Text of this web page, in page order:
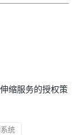
缩服务的授权策
统